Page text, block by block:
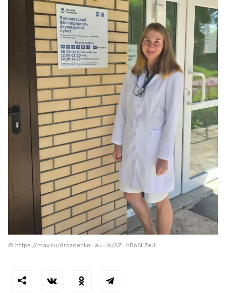
© https://max.ru/drozdenko_au_lo/AZ_hB66LZeU